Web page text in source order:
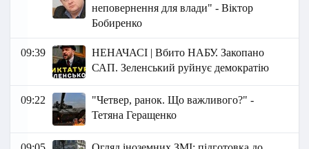
неповернення для влади" - Віктор
Бобиренко
09:39
НЕНАЧАСІ | Вбито НАБУ. Закопано
САП. Зеленський руйнує демократію
09:22
"Четвер, ранок. Що важливого?" -
Тетяна Геращенко